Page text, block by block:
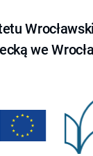
we